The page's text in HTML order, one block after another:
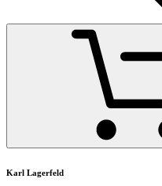
Karl Lagerfeld